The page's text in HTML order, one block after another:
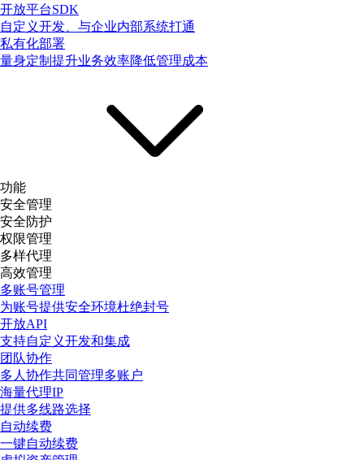
开放平台SDK
自定义开发、与企业内部系统打通
私有化部署
量身定制提升业务效率降低管理成本
功能
安全管理
安全防护
权限管理
多样代理
高效管理
多账号管理
为账号提供安全环境杜绝封号
开放API
支持自定义开发和集成
团队协作
多人协作共同管理多账户
海量代理IP
提供多线路选择
自动续费
一键自动续费